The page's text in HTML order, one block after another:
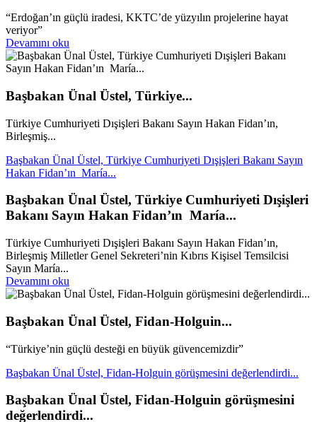
“Erdoğan’ın güçlü iradesi, KKTC’de yüzyılın projelerine hayat
veriyor”
Devamını oku
Başbakan Ünal Üstel, Türkiye...
Türkiye Cumhuriyeti Dışişleri Bakanı Sayın Hakan Fidan’ın,
Birleşmiş...
Başbakan Ünal Üstel, Türkiye Cumhuriyeti Dışişleri Bakanı Sayın
Hakan Fidan’ın María...
Başbakan Ünal Üstel, Türkiye Cumhuriyeti Dışişleri
Bakanı Sayın Hakan Fidan’ın María...
Türkiye Cumhuriyeti Dışişleri Bakanı Sayın Hakan Fidan’ın,
Birleşmiş Milletler Genel Sekreteri’nin Kıbrıs Kişisel Temsilcisi
Sayın María...
Devamını oku
Başbakan Ünal Üstel, Fidan-Holguin...
“Türkiye’nin güçlü desteği en büyük güvencemizdir”
Başbakan Ünal Üstel, Fidan-Holguin görüşmesini değerlendirdi...
Başbakan Ünal Üstel, Fidan-Holguin görüşmesini
değerlendirdi...